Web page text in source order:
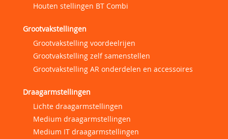
Houten stellingen BT Combi
Grootvakstellingen
Grootvakstelling voordeelrijen
Grootvakstelling zelf samenstellen
Grootvakstelling AR onderdelen en accessoires
Draagarmstellingen
Lichte draagarmstellingen
Medium draagarmstellingen
Medium IT draagarmstellingen